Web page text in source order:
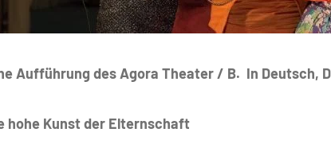
Aufführung des Agora Theater / B. In Deutsch,
hohe Kunst der Elternschaft